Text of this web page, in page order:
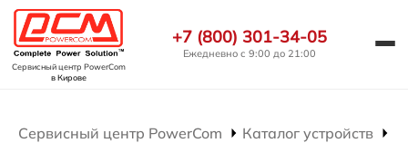
Сервисный центр PowerCom
в Кирове
+7 (800) 301-34-05
Ежедневно с 9:00 до 21:00
Сервисный центр PowerCom Каталог устройств